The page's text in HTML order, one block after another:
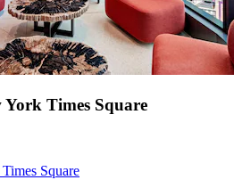
Times Square
Square